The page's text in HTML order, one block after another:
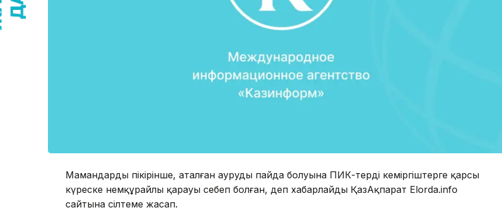
Мамандардың пікірінше, аталған аурудың пайда болуына ПИК-тердің кеміргіштерге қарсы
күреске немқұрайлы қарауы себеп болған, деп хабарлайды ҚазАқпарат Elorda.info
сайтына сілтеме жасап.